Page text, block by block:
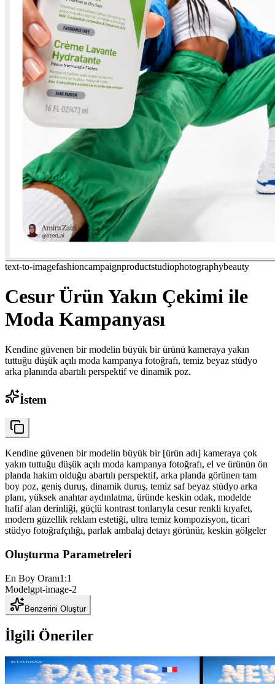
text-to-imagefashioncampaignproductstudiophotographybeauty
Cesur Ürün Yakın Çekimi ile
Moda Kampanyası
Kendine güvenen bir modelin büyük bir ürünü kameraya yakın
tuttuğu düşük açılı moda kampanya fotoğrafı, temiz beyaz stüdyo
arka planında abartılı perspektif ve dinamik poz.
İstem
Kendine güvenen bir modelin büyük bir [ürün adı] kameraya çok
yakın tuttuğu düşük açılı moda kampanya fotoğrafı, el ve ürünün ön
planda hakim olduğu abartılı perspektif, arka planda görünen tam
boy poz, geniş duruş, dinamik duruş, temiz saf beyaz stüdyo arka
planı, yüksek anahtar aydınlatma, üründe keskin odak, modelde
hafif alan derinliği, güçlü kontrast tonlarıyla cesur renkli kıyafet,
modern güzellik reklam estetiği, ultra temiz kompozisyon, ticari
stüdyo fotoğrafçılığı, parlak ambalaj detayı görünür, keskin gölgeler
Oluşturma Parametreleri
En Boy Oranı1:1
Modelgpt-image-2
Benzerini Oluştur
İlgili Öneriler